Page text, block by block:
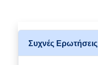
Συχνές Ερωτήσεις